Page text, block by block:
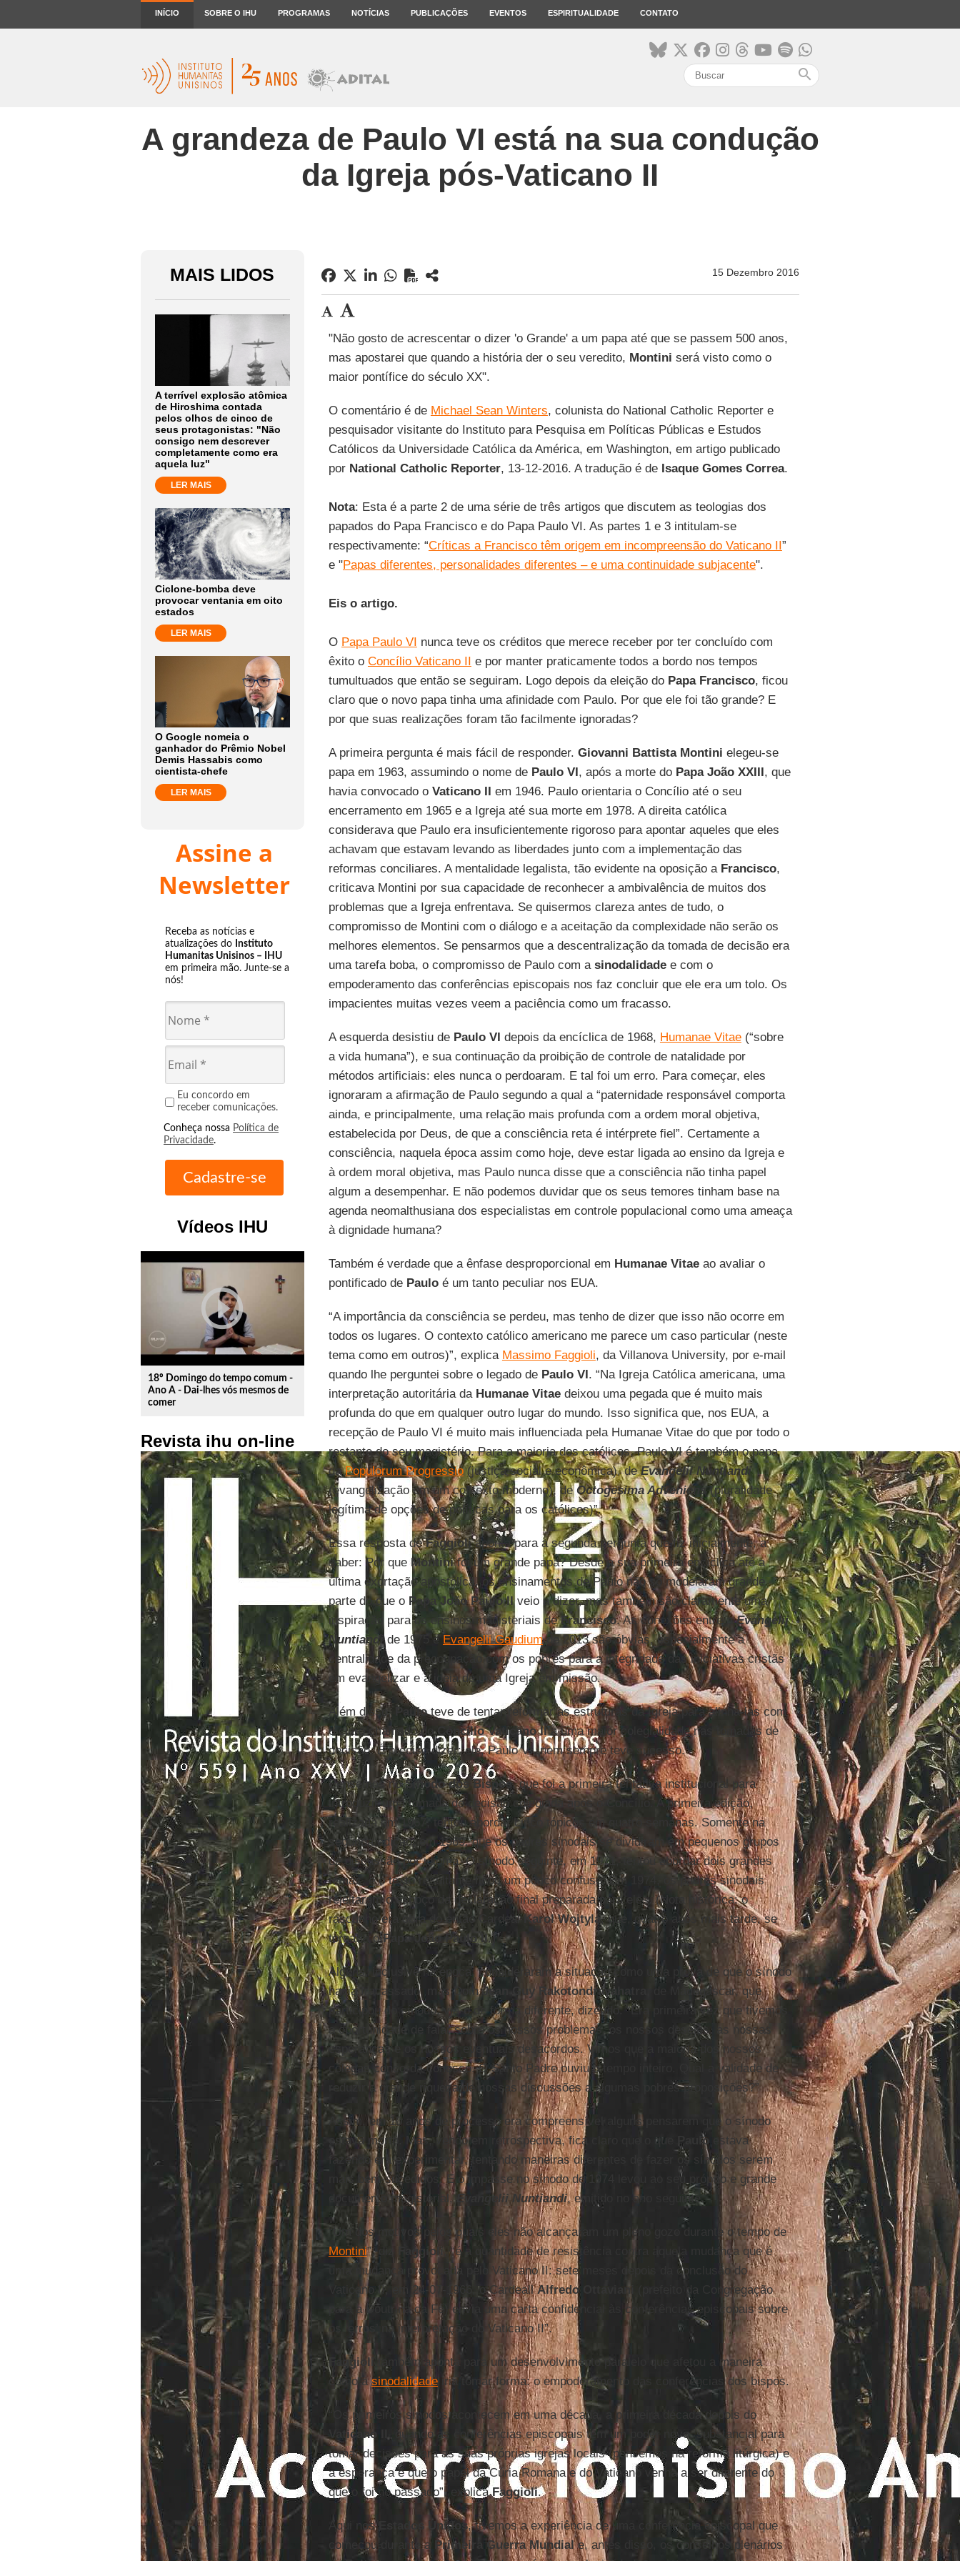
INÍCIO SOBRE O IHU PROGRAMAS NOTÍCIAS PUBLICAÇÕES EVENTOS ESPIRITUALIDADE CONTATO
search
A grandeza de Paulo VI está na sua condução
da Igreja pós-Vaticano II
MAIS LIDOS
A terrível explosão atômica
de Hiroshima contada
pelos olhos de cinco de
seus protagonistas: "Não
consigo nem descrever
completamente como era
aquela luz"
LER MAIS
Ciclone-bomba deve
provocar ventania em oito
estados
LER MAIS
O Google nomeia o
ganhador do Prêmio Nobel
Demis Hassabis como
cientista-chefe
LER MAIS
Assine a
Newsletter
Receba as notícias e
atualizações do Instituto
Humanitas Unisinos – IHU
em primeira mão. Junte-se a
nós!
Eu concordo em
receber comunicações.
Conheça nossa Política de
Privacidade.
Vídeos IHU
play_circle_outline
18º Domingo do tempo comum -
Ano A - Dai-lhes vós mesmos de
comer
Revista ihu on-line
15 Dezembro 2016
"Não gosto de acrescentar o dizer 'o Grande' a um papa até que se passem 500 anos,
mas apostarei que quando a história der o seu veredito, Montini será visto como o
maior pontífice do século XX".
O comentário é de Michael Sean Winters, colunista do National Catholic Reporter e
pesquisador visitante do Instituto para Pesquisa em Políticas Públicas e Estudos
Católicos da Universidade Católica da América, em Washington, em artigo publicado
porNational Catholic Reporter, 13-12-2016. A tradução é de Isaque Gomes Correa.
Nota: Esta é a parte 2 de uma série de três artigos que discutem as teologias dos
papados do Papa Francisco e do Papa Paulo VI. As partes 1 e 3 intitulam-se
respectivamente: “Críticas a Francisco têm origem em incompreensão do Vaticano II”
e "Papas diferentes, personalidades diferentes – e uma continuidade subjacente".
Eis o artigo.
O Papa Paulo VI nunca teve os créditos que merece receber por ter concluído com
êxito o Concílio Vaticano II e por manter praticamente todos a bordo nos tempos
tumultuados que então se seguiram. Logo depois da eleição do Papa Francisco, ficou
claro que o novo papa tinha uma afinidade com Paulo. Por que ele foi tão grande? E
por que suas realizações foram tão facilmente ignoradas?
A primeira pergunta é mais fácil de responder. Giovanni Battista Montini elegeu-se
papa em 1963, assumindo o nome de Paulo VI, após a morte do Papa João XXIII, que
havia convocado oVaticano II em 1946. Paulo orientaria o Concílio até o seu
encerramento em 1965 e a Igreja até sua morte em 1978. A direita católica
considerava que Paulo era insuficientemente rigoroso para apontar aqueles que eles
achavam que estavam levando as liberdades junto com a implementação das
reformas conciliares. A mentalidade legalista, tão evidente na oposição a Francisco,
criticava Montini por sua capacidade de reconhecer a ambivalência de muitos dos
problemas que a Igreja enfrentava. Se quisermos clareza antes de tudo, o
compromisso de Montini com o diálogo e a aceitação da complexidade não serão os
melhores elementos. Se pensarmos que a descentralização da tomada de decisão era
uma tarefa boba, o compromisso de Paulo com a sinodalidadee com o
empoderamento das conferências episcopais nos faz concluir que ele era um tolo. Os
impacientes muitas vezes veem a paciência como um fracasso.
A esquerda desistiu de Paulo VI depois da encíclica de 1968, Humanae Vitae(“sobre
a vida humana”), e sua continuação da proibição de controle de natalidade por
métodos artificiais: eles nunca o perdoaram. E tal foi um erro. Para começar, eles
ignoraram a afirmação de Paulo segundo a qual a “paternidade responsável comporta
ainda, e principalmente, uma relação mais profunda com a ordem moral objetiva,
estabelecida por Deus, de que a consciência reta é intérprete fiel”. Certamente a
consciência, naquela época assim como hoje, deve estar ligada ao ensino da Igreja e
à ordem moral objetiva, mas Paulo nunca disse que a consciência não tinha papel
algum a desempenhar. E não podemos duvidar que os seus temores tinham base na
agenda neomalthusiana dos especialistas em controle populacional como uma ameaça
à dignidade humana?
Também é verdade que a ênfase desproporcional em Humanae Vitaeao avaliar o
pontificado de Pauloé um tanto peculiar nos EUA.
“A importância da consciência se perdeu, mas tenho de dizer que isso não ocorre em
todos os lugares. O contexto católico americano me parece um caso particular (neste
tema como em outros)”, explica Massimo Faggioli, da Villanova University, por e-mail
quando lhe perguntei sobre o legado de Paulo VI. “Na Igreja Católica americana, uma
interpretação autoritária da Humanae Vitaedeixou uma pegada que é muito mais
profunda do que em qualquer outro lugar do mundo. Isso significa que, nos EUA, a
recepção de Paulo VI é muito mais influenciada pela Humanae Vitae do que por todo o
restante do seu magistério. Para a maioria dos católicos, Paulo VI é também o papa
daPopulorum Progressio(justiça social e econômica), deEvangelii Nuntiandi
(evangelização em um contexto moderno), de Octogesima Adveniens(pluralidade
legítima de opções de políticas para os católicos)”.
Essa resposta deFaggioliaponta para a segunda pergunta que fiz inicialmente, a
saber: Por queMontinifoi um grande papa? Desde a sua primeira encíclica até a
última exortação apostólica, os ensinamentos de Paulo não só modelaram grande
parte do que oPapa João Paulo IIveio a dizer, mas também são claramente uma
inspiração para os ensinos magisteriais deFrancisco. As conexões entre aEvangelii
Nuntiandi de 1975 e Evangelii Gaudiumde 2013 são óbvias, especialmente a
centralidade da preocupação com os pobres para a integridade das iniciativas cristãs
em evangelizar e a ideia de uma Igreja em missão.
Além disso, Pauloteve de tentar reformar as estruturas da Igreja para alinhá-las com
o claro chamado doConcílio Vaticano IIa uma maior colegialidade nas tomadas de
decisão. É preciso dizer: ele, Paulo VI, nem sempre teve sucesso.
Pensemos noSínodo dos Bispos, que foi a primeira tentativa institucional para
introduzir uma tomada de decisão colegiada após o Concílio. A primeira edição,
realizada em 1967, tentou abordar cinco tópicos em quatro semanas. Somente na
segunda edição, em 1969, que os padres sinodais se dividiram em pequenos grupos
de discussão por idioma. O sínodo seguinte, em 1971, tentou abordar dois grandes
temas, e o texto resultante ficou um pouco confuso. Em 1974, os padres sinodais
rejeitaram o esboço da declaração final preparada para eles. (Nota histórica: o
rascunho era obra do então Cardeal Karol Wojtyla, que, quatro anos mais tarde, se
tornaria oPapa João Paulo II.)
Alguns, inclusive na época, consideraram a situação como uma prova de que o sínodo
havia fracassado, mas DomJean Guy Rakotondravahatra
, de Madagascar, que
participou do sínodo, via-o de forma diferente, dizendo: “Era primeira vez que tivemos
a oportunidade de falar sobre os nossos problemas, os nossos desejos, as nossas
esperanças e os nossos eventuais desacordos. Vimos que a maioria dos nossos
colegas concorda conosco. O Santo Padre ouviu o tempo inteiro. Qual a validade de
reduzir a grande riqueza de nossas discussões a algumas pobres proposições?”
Assim, em 10 anos de processo era compreensível alguns pensarem que o sínodo
estava morto. Mas, vendo em retrospectiva, fica claro que o que
Paulo
estava
fazendo era experimentar, tentando maneiras diferentes de fazer os sínodos serem
mais bem-sucedidos. E o impasse no sínodo de 1974 levou ao seu próprio e grande
documento magisterial, Evangelii Nuntiandi, emitido no ano seguinte.
“Um dos motivos pelos quais eles não alcançaram um pleno gozo durante o tempo de
Montini”, diz Faggioli
, “é a quantidade de resistência contra aquela mudança que é
uma mudança provocada pelo Vaticano II: sete meses depois da conclusão do
Vaticano II, em 24-07-1966, o CardeallAlfredo Ottaviani
(prefeito da Congregação
para a Doutrina da Fé) envia uma carta confidencial às conferências episcopais sobre
os ‘erros’ na interpretação do Vaticano II”.
Faggioli também aponta para um desenvolvimento paralelo que afetou a maneira
como asinodalidadeiria tomar forma: o empoderamento das conferências dos bispos.
“Os primeiros sínodos acontecem em uma década, a primeira década depois do
Vaticano II , quando as conferências episcopais têm um poder novo, substancial para
tomar decisões para as suas próprias igrejas locais (pensemos na reforma litúrgica) e
a esperança é que o papel da Cúria Romana e do Vaticano venha a ser diferente do
que o foi no passado”, explicaFaggioli.
Aqui nosEstados Unidos, tivemos a experiência de uma conferência episcopal que
começou durante a
Primeira Guerra Mundiale, antes disso, os conselhos plenários